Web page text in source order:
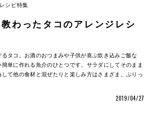
レシピ特集
わったタコのアレンジレシ
タコ。お酒のおつまみや子供が喜ぶ炊き込みご飯な
単に作れる魚介のひとつです。サラダにしてそのまま
て他の食材と混ぜたりと楽しみ方はさまざま。ぷりっ
2019/04/27